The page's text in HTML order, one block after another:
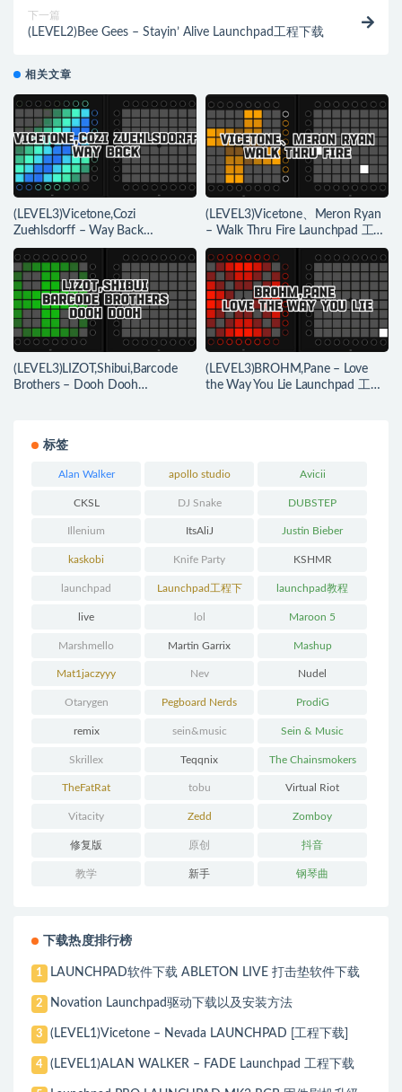
下一篇
(LEVEL2)Bee Gees – Stayin’ Alive Launchpad工程下载
相关文章
(LEVEL3)Vicetone,Cozi
Zuehlsdorff – Way Back
Launchpad 工程下载
(LEVEL3)Vicetone、Meron Ryan
– Walk Thru Fire Launchpad 工程
下载
(LEVEL3)LIZOT,Shibui,Barcode
Brothers – Dooh Dooh
(LEVEL3)BROHM,Pane – Love
the Way You Lie Launchpad 工程
标签
Alan Walker apollo studio Avicii
CKSL DJ Snake DUBSTEP
Illenium ItsAliJ Justin Bieber
kaskobi Knife Party KSHMR
launchpad Launchpad工程下
载
launchpad教程
live lol Maroon 5
Marshmello Martin Garrix Mashup
Mat1jaczyyy Nev Nudel
Otarygen Pegboard Nerds ProdiG
remix sein&music Sein & Music
Skrillex Teqqnix The Chainsmokers
TheFatRat tobu Virtual Riot
Vitacity Zedd Zomboy
修复版 原创 抖音
教学 新手 钢琴曲
下载热度排行榜
1 LAUNCHPAD软件下载 ABLETON LIVE 打击垫软件下载
2 Novation Launchpad驱动下载以及安装方法
3 (LEVEL1)Vicetone – Nevada LAUNCHPAD [工程下载]
4 (LEVEL1)ALAN WALKER – FADE Launchpad 工程下载